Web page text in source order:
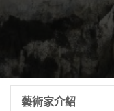
藝術家介紹